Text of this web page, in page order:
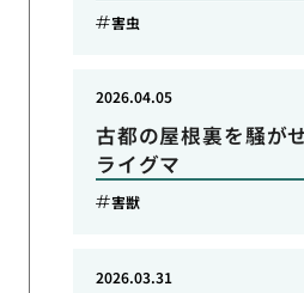
害虫
古都の屋根裏を騒が
ライグマ
2026.04.05
害獣
2026.03.31